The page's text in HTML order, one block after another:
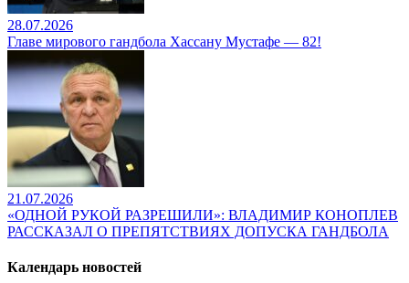
28.07.2026
Главе мирового гандбола Хассану Мустафе — 82!
21.07.2026
«ОДНОЙ РУКОЙ РАЗРЕШИЛИ»: ВЛАДИМИР КОНОПЛЕВ
РАССКАЗАЛ О ПРЕПЯТСТВИЯХ ДОПУСКА ГАНДБОЛА
Календарь новостей